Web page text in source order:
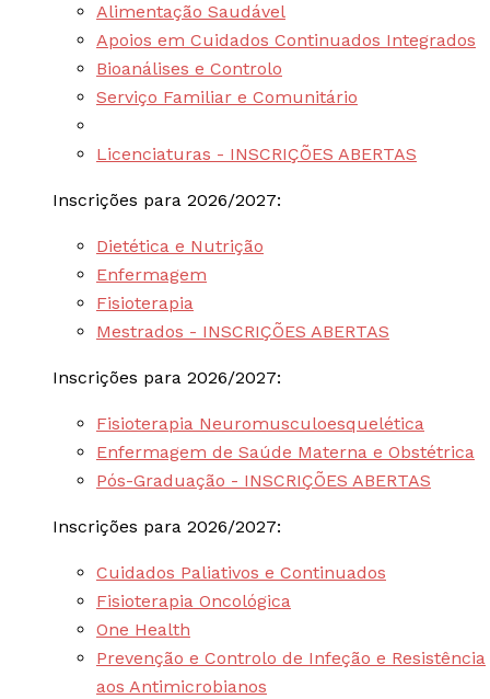
Alimentação Saudável
Apoios em Cuidados Continuados Integrados
Bioanálises e Controlo
Serviço Familiar e Comunitário
Licenciaturas - INSCRIÇÕES ABERTAS
Inscrições para 2026/2027:
Dietética e Nutrição
Enfermagem
Fisioterapia
Mestrados - INSCRIÇÕES ABERTAS
Inscrições para 2026/2027:
Fisioterapia Neuromusculoesquelética
Enfermagem de Saúde Materna e Obstétrica
Pós-Graduação - INSCRIÇÕES ABERTAS
Inscrições para 2026/2027:
Cuidados Paliativos e Continuados
Fisioterapia Oncológica
One Health
Prevenção e Controlo de Infeção e Resistência
aos Antimicrobianos